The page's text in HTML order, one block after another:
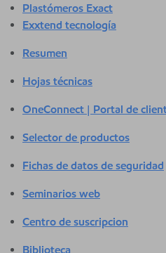
Plastómeros Exact
Exxtend tecnología
Resumen
Hojas técnicas
OneConnect | Portal de
Selector de productos
Fichas de datos de seguridad
Seminarios web
Centro de suscripcion
Biblioteca